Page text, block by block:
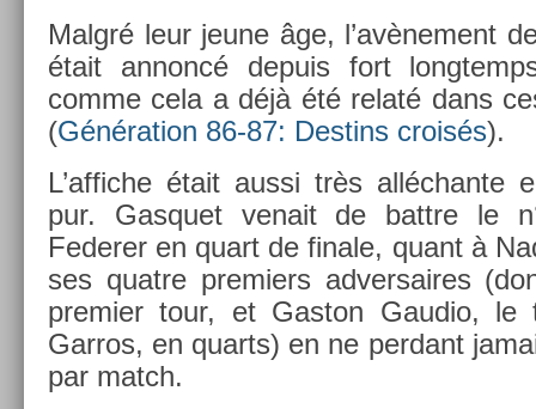
Malgré leur jeune âge, l’avène­ment
était an­noncé de­puis fort
comme cela a déjà été relaté dans
(Généra­tion 86-87: De­stins croisés).
L’af­fiche était aussi très al­léchan­te
pur. Gas­quet venait de battre le
Feder­er en quart de fin­ale, quant à
ses quat­re pre­mi­ers ad­versaires
pre­mi­er tour, et Gas­ton Gaudio, le
Garros, en quarts) en ne per­dant
par match.